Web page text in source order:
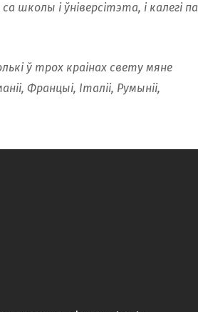
школы і ўніверсітэта, і калегі па
ў трох краінах свету мяне
Францыі, Італіі, Румыніі,